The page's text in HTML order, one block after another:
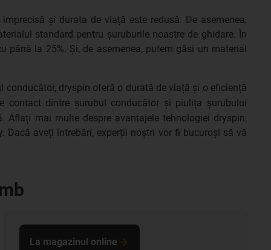
și durata de viață este redusă. De asemenea,
standard pentru șuruburile noastre de ghidare. În
până la 25%. Și, de asemenea, putem găsi un material
dryspin oferă o durată de viață și o eficiență
dintre șurubul conducător și piulița șurubului
mai multe despre avantajele tehnologiei dryspin,
Dacă aveți întrebări, experții noștri vor fi bucuroși să vă
La magazinul online